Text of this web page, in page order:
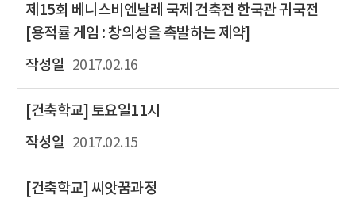
제15회 베니스비엔날레 국제 건축전 한국관 귀국전
[용적률 게임 : 창의성을 촉발하는 제약]
2017.02.16
[건축학교] 토요일11시
2017.02.15
[건축학교] 씨앗꿈과정